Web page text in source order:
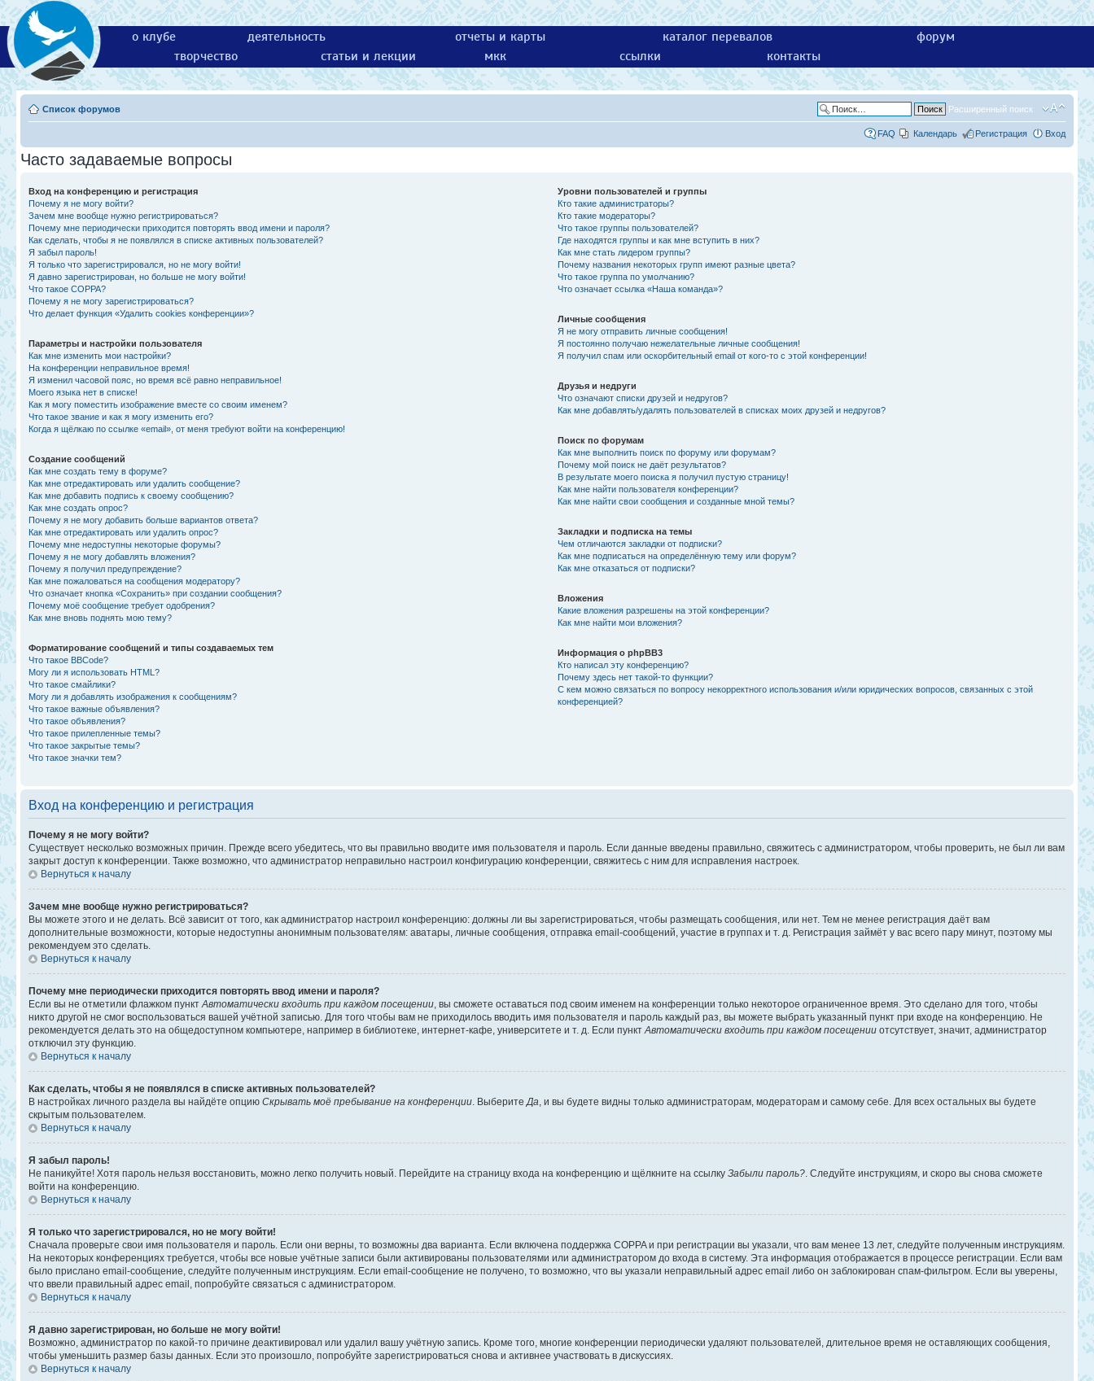
о клубе деятельность отчеты и карты каталог перевалов
форум
творчество
статьи и лекции мкк ссылки контакты
Список форумов Расширенный поиск
FAQ Календарь Регистрация Вход
Часто задаваемые вопросы
Вход на конференцию и регистрация
Почему я не могу войти?
Зачем мне вообще нужно регистрироваться?
Почему мне периодически приходится повторять ввод имени и пароля?
Как сделать, чтобы я не появлялся в списке активных пользователей?
Я забыл пароль!
Я только что зарегистрировался, но не могу войти!
Я давно зарегистрирован, но больше не могу войти!
Что такое COPPA?
Почему я не могу зарегистрироваться?
Что делает функция «Удалить cookies конференции»?
Параметры и настройки пользователя
Как мне изменить мои настройки?
На конференции неправильное время!
Я изменил часовой пояс, но время всё равно неправильное!
Моего языка нет в списке!
Как я могу поместить изображение вместе со своим именем?
Что такое звание и как я могу изменить его?
Когда я щёлкаю по ссылке «email», от меня требуют войти на конференцию!
Создание сообщений
Как мне создать тему в форуме?
Как мне отредактировать или удалить сообщение?
Как мне добавить подпись к своему сообщению?
Как мне создать опрос?
Почему я не могу добавить больше вариантов ответа?
Как мне отредактировать или удалить опрос?
Почему мне недоступны некоторые форумы?
Почему я не могу добавлять вложения?
Почему я получил предупреждение?
Как мне пожаловаться на сообщения модератору?
Что означает кнопка «Сохранить» при создании сообщения?
Почему моё сообщение требует одобрения?
Как мне вновь поднять мою тему?
Форматирование сообщений и типы создаваемых тем
Что такое BBCode?
Могу ли я использовать HTML?
Что такое смайлики?
Могу ли я добавлять изображения к сообщениям?
Что такое важные объявления?
Что такое объявления?
Что такое прилепленные темы?
Что такое закрытые темы?
Что такое значки тем?
Уровни пользователей и группы
Кто такие администраторы?
Кто такие модераторы?
Что такое группы пользователей?
Где находятся группы и как мне вступить в них?
Как мне стать лидером группы?
Почему названия некоторых групп имеют разные цвета?
Что такое группа по умолчанию?
Что означает ссылка «Наша команда»?
Личные сообщения
Я не могу отправить личные сообщения!
Я постоянно получаю нежелательные личные сообщения!
Я получил спам или оскорбительный email от кого-то с этой конференции!
Друзья и недруги
Что означают списки друзей и недругов?
Как мне добавлять/удалять пользователей в списках моих друзей и недругов?
Поиск по форумам
Как мне выполнить поиск по форуму или форумам?
Почему мой поиск не даёт результатов?
В результате моего поиска я получил пустую страницу!
Как мне найти пользователя конференции?
Как мне найти свои сообщения и созданные мной темы?
Закладки и подписка на темы
Чем отличаются закладки от подписки?
Как мне подписаться на определённую тему или форум?
Как мне отказаться от подписки?
Вложения
Какие вложения разрешены на этой конференции?
Как мне найти мои вложения?
Информация о phpBB3
Кто написал эту конференцию?
Почему здесь нет такой-то функции?
С кем можно связаться по вопросу некорректного использования и/или юридических вопросов, связанных с этой
конференцией?
Вход на конференцию и регистрация
Почему я не могу войти?
Существует несколько возможных причин. Прежде всего убедитесь, что вы правильно вводите имя пользователя и пароль. Если данные введены правильно, свяжитесь с администратором, чтобы проверить, не был ли вам
закрыт доступ к конференции. Также возможно, что администратор неправильно настроил конфигурацию конференции, свяжитесь с ним для исправления настроек.
Вернуться к началу
Зачем мне вообще нужно регистрироваться?
Вы можете этого и не делать. Всё зависит от того, как администратор настроил конференцию: должны ли вы зарегистрироваться, чтобы размещать сообщения, или нет. Тем не менее регистрация даёт вам
дополнительные возможности, которые недоступны анонимным пользователям: аватары, личные сообщения, отправка email-сообщений, участие в группах и т. д. Регистрация займёт у вас всего пару минут, поэтому мы
рекомендуем это сделать.
Вернуться к началу
Почему мне периодически приходится повторять ввод имени и пароля?
Если вы не отметили флажком пункт Автоматически входить при каждом посещении , вы сможете оставаться под своим именем на конференции только некоторое ограниченное время. Это сделано для того, чтобы
никто другой не смог воспользоваться вашей учётной записью. Для того чтобы вам не приходилось вводить имя пользователя и пароль каждый раз, вы можете выбрать указанный пункт при входе на конференцию. Не
рекомендуется делать это на общедоступном компьютере, например в библиотеке, интернет-кафе, университете и т. д. Если пункт Автоматически входить при каждом посещении отсутствует, значит, администратор
отключил эту функцию.
Вернуться к началу
Как сделать, чтобы я не появлялся в списке активных пользователей?
В настройках личного раздела вы найдёте опцию Скрывать моё пребывание на конференции . Выберите Да , и вы будете видны только администраторам, модераторам и самому себе. Для всех остальных вы будете
скрытым пользователем.
Вернуться к началу
Я забыл пароль!
Не паникуйте! Хотя пароль нельзя восстановить, можно легко получить новый. Перейдите на страницу входа на конференцию и щёлкните на ссылку Забыли пароль? . Следуйте инструкциям, и скоро вы снова сможете
войти на конференцию.
Вернуться к началу
Я только что зарегистрировался, но не могу войти!
Сначала проверьте свои имя пользователя и пароль. Если они верны, то возможны два варианта. Если включена поддержка COPPA и при регистрации вы указали, что вам менее 13 лет, следуйте полученным инструкциям.
На некоторых конференциях требуется, чтобы все новые учётные записи были активированы пользователями или администратором до входа в систему. Эта информация отображается в процессе регистрации. Если вам
было прислано email-сообщение, следуйте полученным инструкциям. Если email-сообщение не получено, то возможно, что вы указали неправильный адрес email либо он заблокирован спам-фильтром. Если вы уверены,
что ввели правильный адрес email, попробуйте связаться с администратором.
Вернуться к началу
Я давно зарегистрирован, но больше не могу войти!
Возможно, администратор по какой-то причине деактивировал или удалил вашу учётную запись. Кроме того, многие конференции периодически удаляют пользователей, длительное время не оставляющих сообщения,
чтобы уменьшить размер базы данных. Если это произошло, попробуйте зарегистрироваться снова и активнее участвовать в дискуссиях.
Вернуться к началу